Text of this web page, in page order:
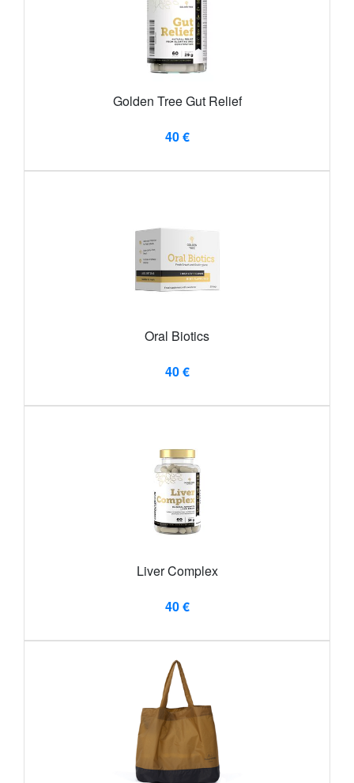
Golden Tree Gut Relief
40 €
Oral Biotics
40 €
Liver Complex
40 €